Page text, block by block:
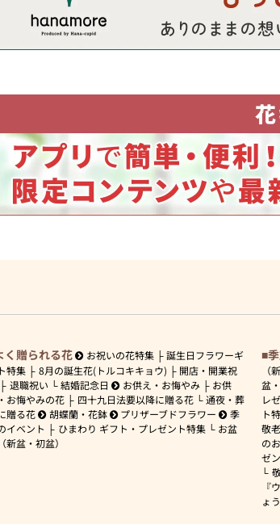
く贈られる花 お祝いの花特集
誕生日フラワーギ
特集
8月の誕生花(トルコキキョウ)
開店・開業祝
退職祝い 結婚記念日 お供え・お悔やみ
お供
お悔やみの花
四十九日法要以降に贈る花
通夜・葬
贈る花
胡蝶蘭・花鉢 プリザーブドフラワー
季
イベント
ひまわり ギフト・プレゼント特集
お盆
新盆・初盆）
（
盆
レ
ト
敬
の
ゼ
『
ょ